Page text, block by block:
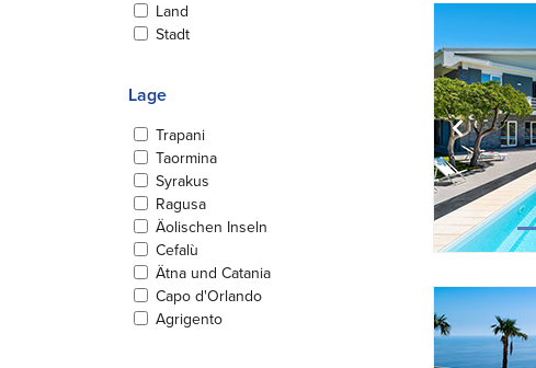
Land
Stadt
Lage
Trapani
Taormina
Syrakus
Ragusa
Äolischen Inseln
Cefalù
Ätna und Catania
Capo d'Orlando
Agrigento